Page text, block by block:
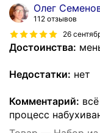
Олег
112 отзывов
26
Достоинства:
Недостатки: нет
Комментарий:
процесс